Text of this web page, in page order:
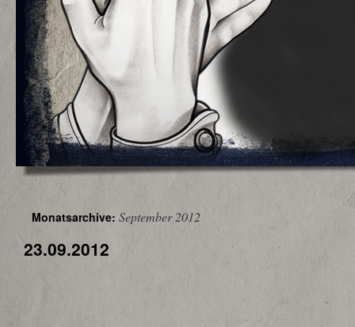
Monatsarchive: September 2012
23.09.2012